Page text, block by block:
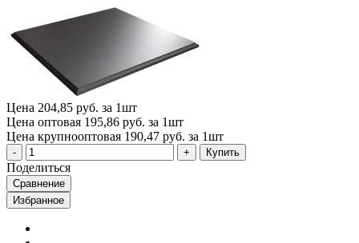
Цена 204,85 руб. за 1шт
Цена оптовая 195,86 руб. за 1шт
Цена крупнооптовая 190,47 руб. за 1шт
Купить
Поделиться
Сравнение
Избранное